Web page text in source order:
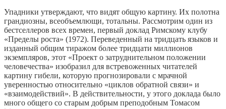
Упадники утверждают, что видят общую картину. Их полотна
грандиозны, всеобъемлющи, тотальны. Рассмотрим один из
бестселлеров всех времен, первый доклад Римскому клубу
«Пределы роста» (1972). Переведенный на тридцать языков и
изданный общим тиражом более тридцати миллионов
экземпляров, этот «Проект о затруднительном положении
человечества» изобразил для встревоженных читателей
картину гибели, которую прогнозировали с мрачной
уверенностью относительно «циклов обратной связи» и
«взаимодействий». В действительности, у этого доклада было
много общего со старым добрым преподобным Томасом